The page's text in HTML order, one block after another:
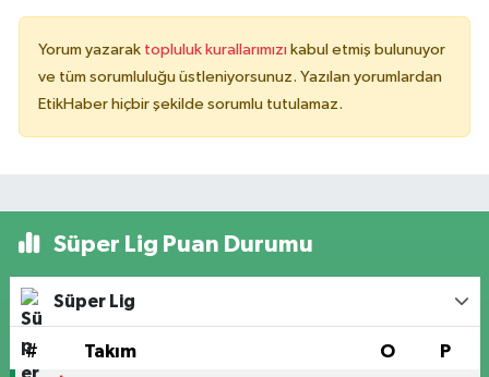
Yorum yazarak topluluk kurallarımızı kabul etmiş bulunuyor
ve tüm sorumluluğu üstleniyorsunuz. Yazılan yorumlardan
EtikHaber hiçbir şekilde sorumlu tutulamaz.
Süper Lig Puan Durumu
Süper Lig
# Takım O P